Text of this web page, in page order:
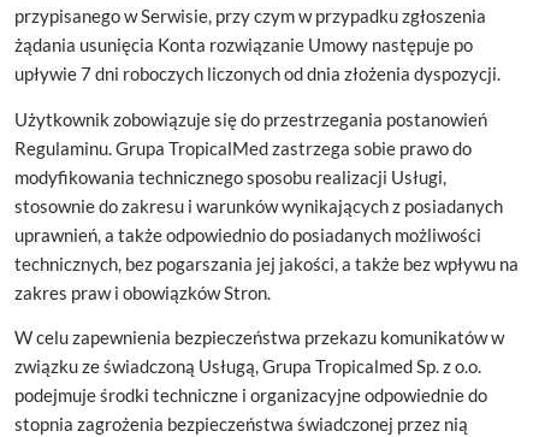
przypisanego w Serwisie, przy czym w przypadku zgłoszenia
żądania usunięcia Konta rozwiązanie Umowy następuje po
upływie 7 dni roboczych liczonych od dnia złożenia dyspozycji.
Użytkownik zobowiązuje się do przestrzegania postanowień
Regulaminu. Grupa TropicalMed zastrzega sobie prawo do
modyfikowania technicznego sposobu realizacji Usługi,
stosownie do zakresu i warunków wynikających z posiadanych
uprawnień, a także odpowiednio do posiadanych możliwości
technicznych, bez pogarszania jej jakości, a także bez wpływu na
zakres praw i obowiązków Stron.
W celu zapewnienia bezpieczeństwa przekazu komunikatów w
związku ze świadczoną Usługą, Grupa Tropicalmed Sp. z o.o.
podejmuje środki techniczne i organizacyjne odpowiednie do
stopnia zagrożenia bezpieczeństwa świadczonej przez nią